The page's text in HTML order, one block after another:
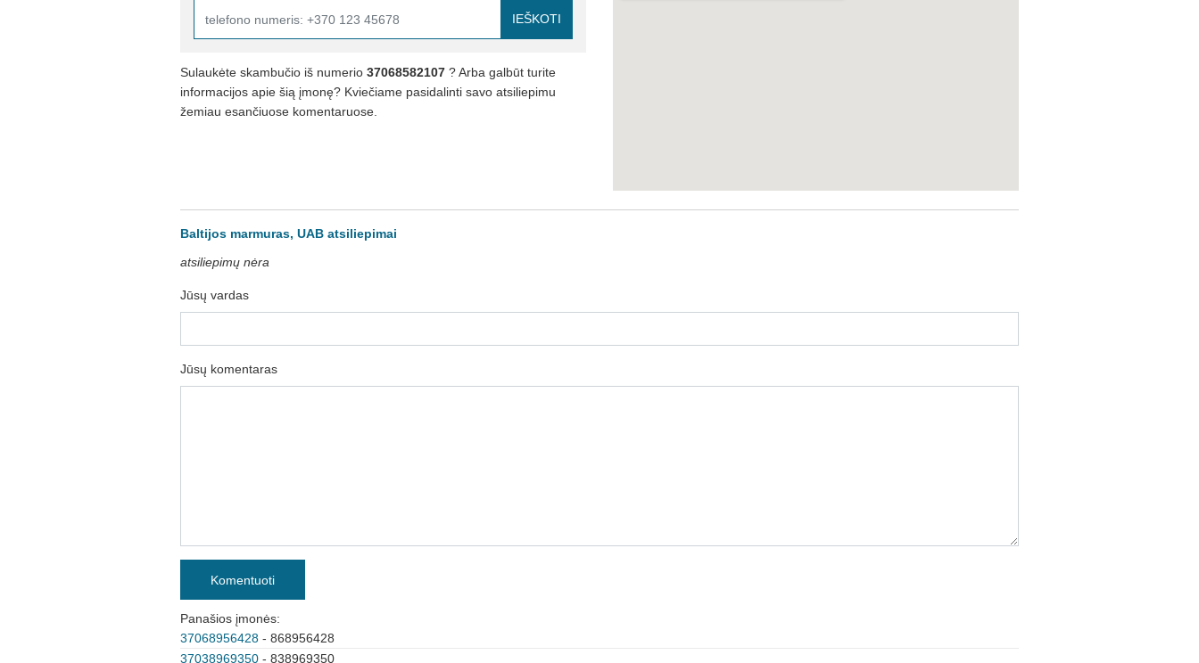
IEŠKOTI
Sulaukėte skambučio iš numerio 37068582107 ? Arba galbūt turite
informacijos apie šią įmonę? Kviečiame pasidalinti savo atsiliepimu
žemiau esančiuose komentaruose.
Baltijos marmuras, UAB atsiliepimai
atsiliepimų nėra
Jūsų vardas
Jūsų komentaras
Komentuoti
Panašios įmonės:
37068956428 - 868956428
37038969350 - 838969350